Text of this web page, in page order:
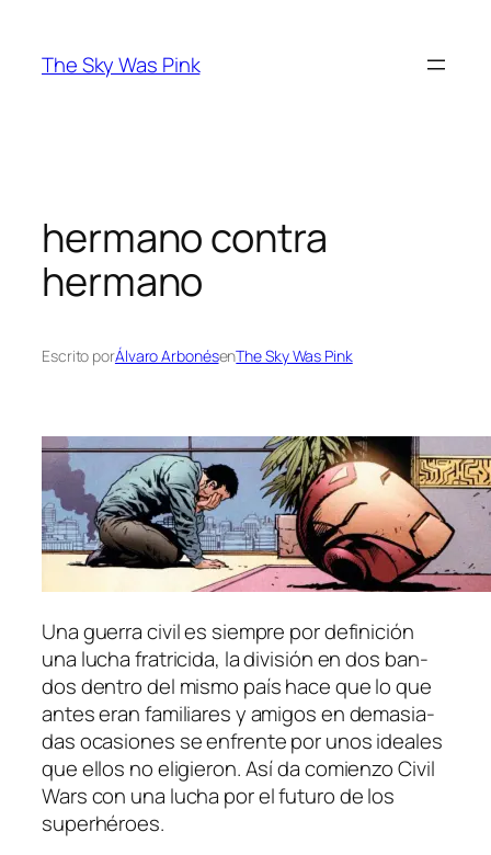
contenido
The Sky Was Pink
hermano contra
hermano
Escrito porÁlvaro ArbonésenThe Sky Was Pink
Una gue­rra ci­vil es siem­pre por de­fi­ni­ción
una lu­cha fra­tri­ci­da, la di­vi­sión en dos ban­
dos den­tro del mis­mo país ha­ce que lo que
an­tes eran fa­mi­lia­res y ami­gos en de­ma­sia­
das oca­sio­nes se en­fren­te por unos idea­les
que ellos no eli­gie­ron. Así da co­mien­zo Civil
Wars con una lu­cha por el fu­tu­ro de los
superhéroes.